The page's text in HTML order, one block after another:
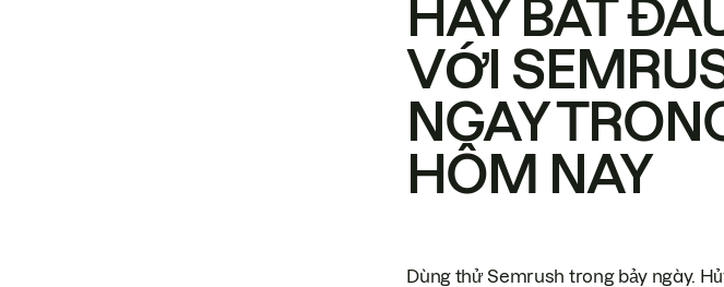
HÃY BẮT
VỚI
NGAY
HÔM NAY
Dùng thử Semrush trong bảy ngày.